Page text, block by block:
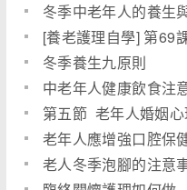
冬季中老年人的養生
[養老護理自學] 第69
冬季養生九原則
中老年人健康飲食注
第五節 老年人婚姻心
老年人應增強口腔保
老人冬季泡腳的注意